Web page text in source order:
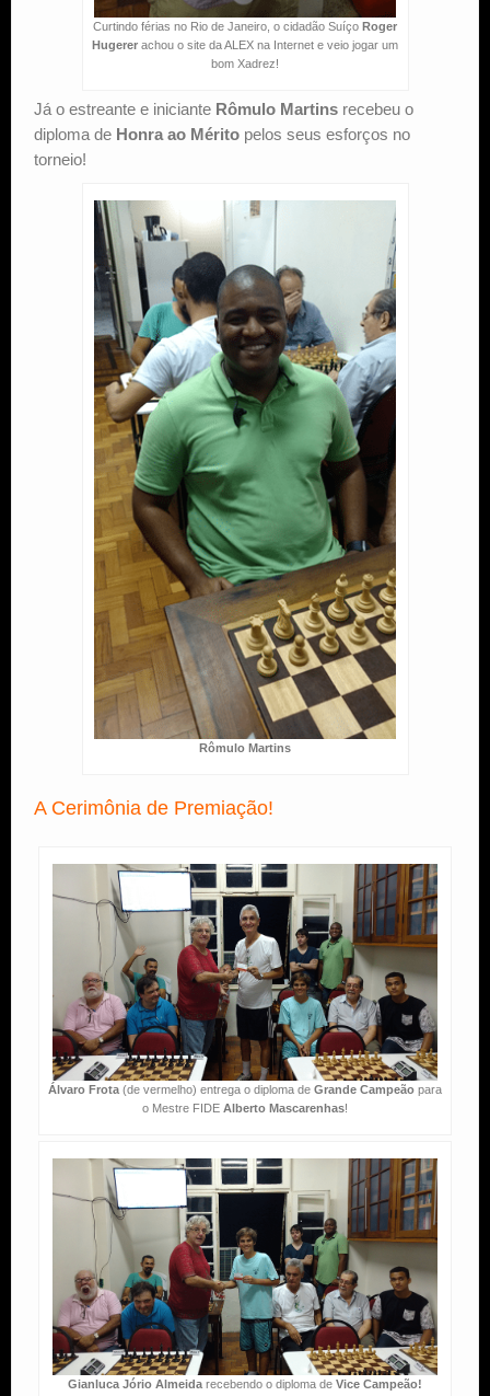
Curtindo férias no Rio de Janeiro, o cidadão Suíço Roger
Hugerer achou o site da ALEX na Internet e veio jogar um
bom Xadrez!
Já o estreante e iniciante Rômulo Martins recebeu o
diploma de Honra ao Mérito pelos seus esforços no
torneio!
Rômulo Martins
A Cerimônia de Premiação!
Álvaro Frota(de vermelho) entrega o diploma de Grande Campeãopara
o Mestre FIDE Alberto Mascarenhas!
Gianluca Jório Almeidarecebendo o diploma de Vice Campeão!